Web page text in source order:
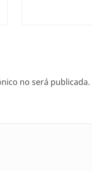
no será publicada.